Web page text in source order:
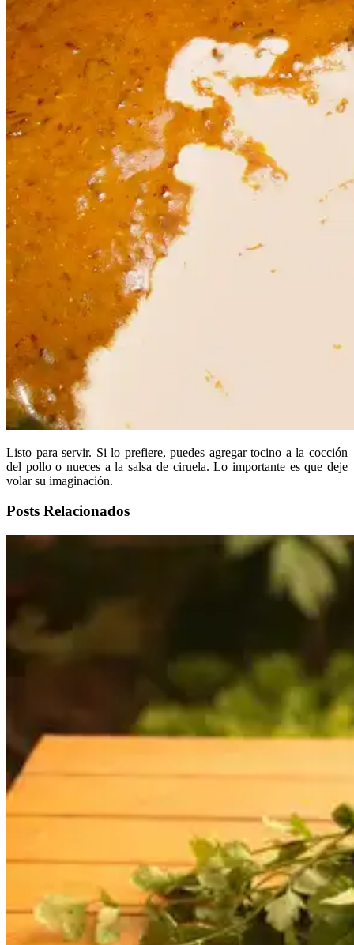
Listo para servir. Si lo prefiere, puedes agregar tocino a la cocción
del pollo o nueces a la salsa de ciruela. Lo importante es que deje
volar su imaginación.
Posts Relacionados